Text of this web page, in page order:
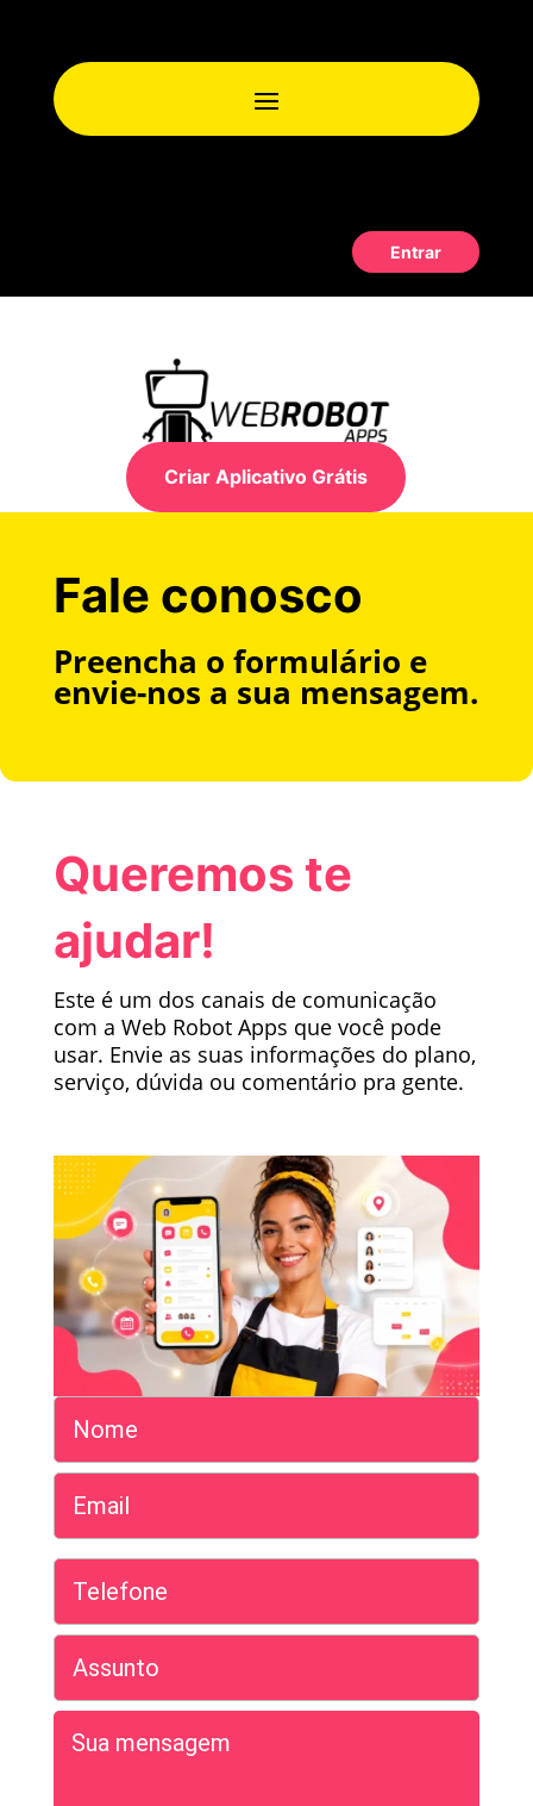
Entrar
Criar Aplicativo Grátis
Fale conosco
Preencha o formulário e
envie-nos a sua mensagem.
Queremos te
ajudar!
Este é um dos canais de comunicação
com a Web Robot Apps que você pode
usar. Envie as suas informações do plano,
serviço, dúvida ou comentário pra gente.